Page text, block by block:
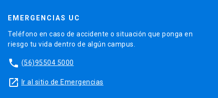
EMERGENCIAS UC
Teléfono en caso de accidente o situación que ponga en
riesgo tu vida dentro de algún campus.
phone (56)95504 5000
launch Ir al sitio de Emergencias